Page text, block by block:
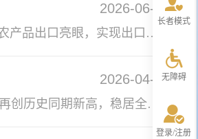
长者模式
无障碍
登录/注册
2026-06-12
一季度，全市外贸进出口总额195.1亿元，同比增长81.3%。其中，进口167.8亿元，增长96.3%；出口27.3亿元，增长23.4%。特色农产品出口亮眼，实现出口额24.7亿元，占总出口额的90.5%，增长21.5%。口岸过货持续向好。甘其毛都口岸进出口货运量1299.2万吨，增长46.5%。其中，煤炭、铜精粉分别增长46.2%、62.9%；出口货物同比增长10.1%。
2026-04-01
1-2月份，全市实现外贸进出口总额126.4亿元，同比增长93.1%，分别较上年同期和全年加快109.2个、64.3个百分点，进出口总额再创历史同期新高，稳居全区第一。其中，进口106.7亿元，增长110.6%；出口19.7亿元，增长33.2%。从口岸过货量看，甘其毛都口岸累计完成进出口货运量789.0万吨，增长32.3%。其中，进口煤炭753.3万吨，增长31.0%；进口铜精粉32.2万吨，增长81.6%；出口货物3.4万吨，下降9.8%。